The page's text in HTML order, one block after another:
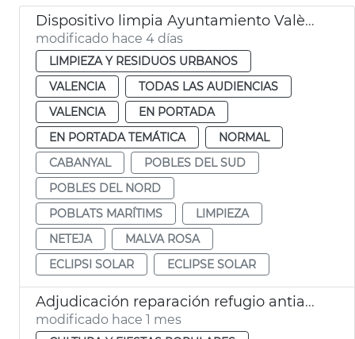
Dispositivo limpia Ayuntamiento València eclipse solar
modificado hace 4 días
LIMPIEZA Y RESIDUOS URBANOS
VALENCIA
TODAS LAS AUDIENCIAS
VALENCIA
EN PORTADA
EN PORTADA TEMÁTICA
NORMAL
CABANYAL
POBLES DEL SUD
POBLES DEL NORD
POBLATS MARÍTIMS
LIMPIEZA
NETEJA
MALVA ROSA
ECLIPSI SOLAR
ECLIPSE SOLAR
Adjudicación reparación refugio antiaéreo Massarrojos València
modificado hace 1 mes